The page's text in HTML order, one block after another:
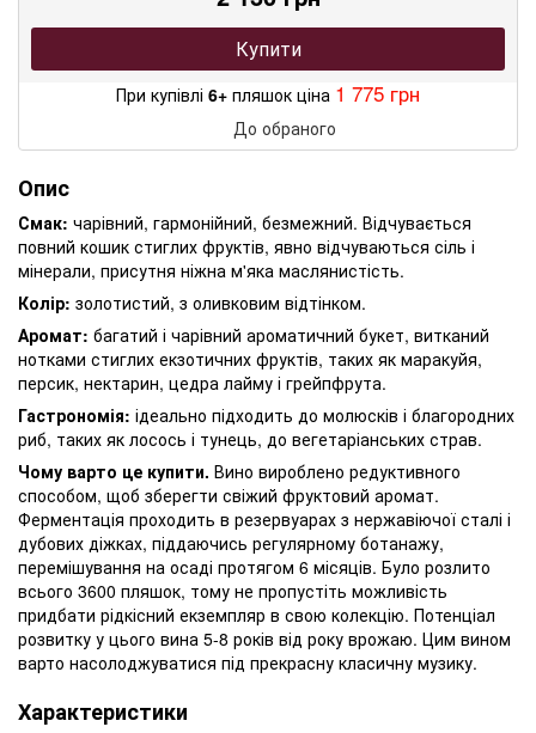
Купити
При купівлі 6+ пляшок ціна 1 775 грн
До обраного
Опис
Смак: чарівний, гармонійний, безмежний. Відчувається
повний кошик стиглих фруктів, явно відчуваються сіль і
мінерали, присутня ніжна м'яка маслянистість.
Колір: золотистий, з оливковим відтінком.
Аромат: багатий і чарівний ароматичний букет, витканий
нотками стиглих екзотичних фруктів, таких як маракуйя,
персик, нектарин, цедра лайму і грейпфрута.
Гастрономія: ідеально підходить до молюсків і благородних
риб, таких як лосось і тунець, до вегетаріанських страв.
Чому варто це купити. Вино вироблено редуктивного
способом, щоб зберегти свіжий фруктовий аромат.
Ферментація проходить в резервуарах з нержавіючої сталі і
дубових діжках, піддаючись регулярному ботанажу,
перемішування на осаді протягом 6 місяців. Було розлито
всього 3600 пляшок, тому не пропустіть можливість
придбати рідкісний екземпляр в свою колекцію. Потенціал
розвитку у цього вина 5-8 років від року врожаю. Цим вином
варто насолоджуватися під прекрасну класичну музику.
Характеристики